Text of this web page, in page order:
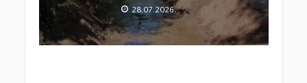
28.07.2026.